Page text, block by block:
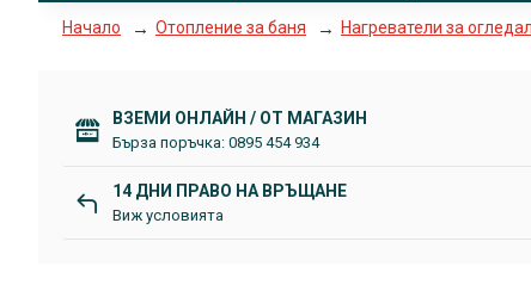
Начало Отопление за баня Нагреватели за
ВЗЕМИ ОНЛАЙН / ОТ МАГАЗИН
Бърза поръчка: 0895 454 934
14 ДНИ ПРАВО НА ВРЪЩАНЕ
Виж условията